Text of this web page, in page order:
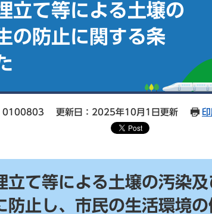
立て等による土壌の
の防止に関する条
0100803 更新日：2025年10月1日更新
立て等による土壌の汚染及
防止し、市民の生活環境の